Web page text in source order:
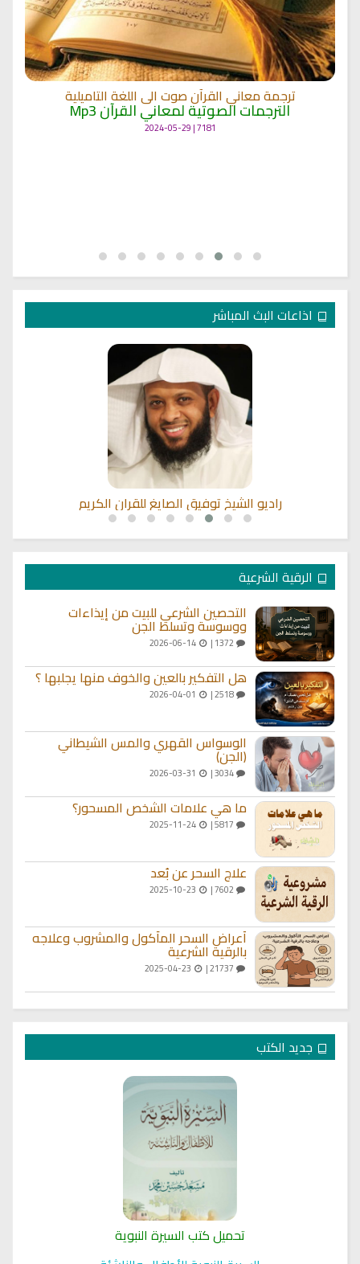
ترجمة معاني القرآن صوت الى اللغة التاميلية
الترجمات الصوتية لمعاني القرآن Mp3
7181 | 2024-05-29
اذاعات البث المباشر
راديو الشيخ توفيق الصايغ للقران الكريم
الرقية الشرعية
التحصين الشرعي للبيت من إيذاءات
ووسوسة وتسلط الجن
2026-06-14
هل التفكير بالعين والخوف منها يجلبها ؟
2518 |
الوسواس القهري والمس الشيطاني
(الجن)
3034 |
ما هي علامات الشخص المسحور؟
2025-11-24
علاج السحر عن بُعد
أعراض السحر المأكول والمشروب وعلاجه
بالرقية الشرعية
جديد الكتب
تحميل كتب السيرة النبوية